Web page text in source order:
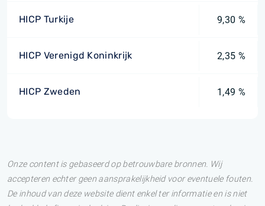
HICP Turkije 9,30 %
HICP Verenigd Koninkrijk 2,35 %
HICP Zweden 1,49 %
Onze content is gebaseerd op betrouwbare bronnen. Wij
accepteren echter geen aansprakelijkheid voor eventuele fouten.
De inhoud van deze website dient enkel ter informatie en is niet